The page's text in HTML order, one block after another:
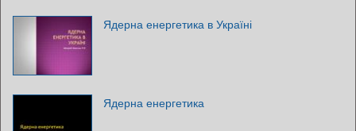
Ядерна енергетика в Україні
Ядерна енергетика